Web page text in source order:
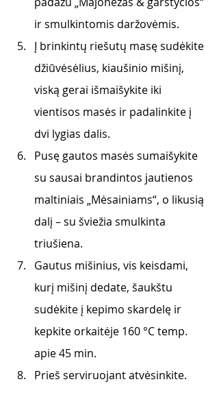
ir smulkintomis daržovėmis.
Į brinkintų riešutų masę sudėkite
džiūvėsėlius, kiaušinio mišinį,
viską gerai išmaišykite iki
vientisos masės ir padalinkite į
dvi lygias dalis.
Pusę gautos masės sumaišykite
su sausai brandintos jautienos
maltiniais „Mėsainiams“, o likusią
dalį – su šviežia smulkinta
triušiena.
Gautus mišinius, vis keisdami,
kurį mišinį dedate, šaukštu
sudėkite į kepimo skardelę ir
kepkite orkaitėje 160 °C temp.
apie 45 min.
Prieš serviruojant atvėsinkite.